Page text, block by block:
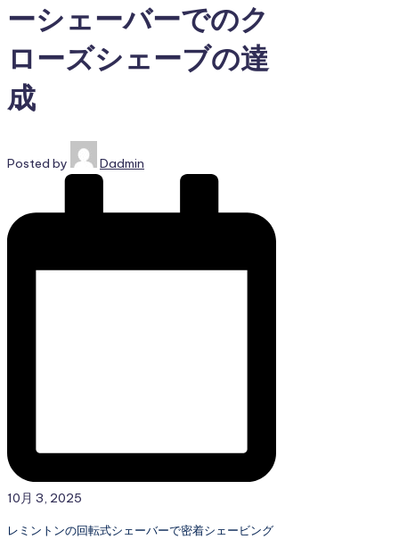
ーシェーバーでのク
ローズシェーブの達
成
Posted by Dadmin
10月 3, 2025
レミントンの回転式シェーバーで密着シェービング